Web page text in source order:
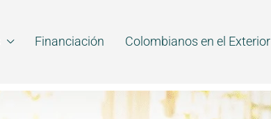
Financiación Colombianos en el Exterior